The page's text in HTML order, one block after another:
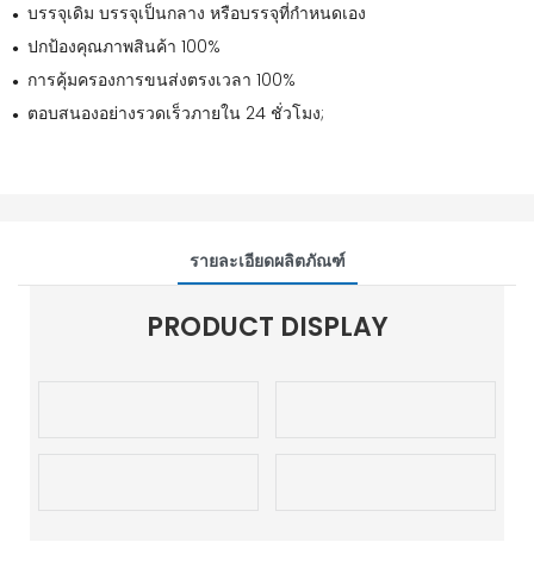
● บรรจุเดิม บรรจุเป็นกลาง หรือบรรจุที่กำหนดเอง
● ปกป้องคุณภาพสินค้า 100%
● การคุ้มครองการขนส่งตรงเวลา 100%
● ตอบสนองอย่างรวดเร็วภายใน 24 ชั่วโมง;
รายละเอียดผลิตภัณฑ์
PRODUCT DISPLAY